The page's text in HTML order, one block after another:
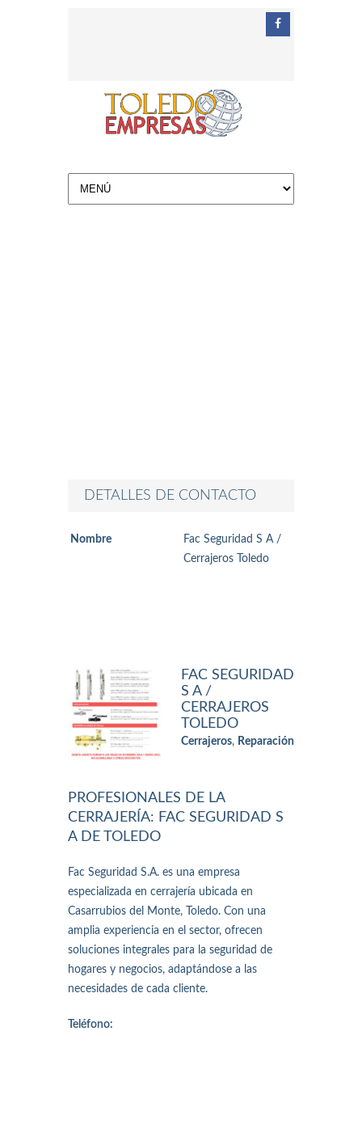
DETALLES DE CONTACTO
Nombre
Fac Seguridad S A /
Cerrajeros Toledo
FAC SEGURIDAD
S A /
CERRAJEROS
TOLEDO
Cerrajeros, Reparación
PROFESIONALES DE LA
CERRAJERÍA: FAC SEGURIDAD S
A DE TOLEDO
Fac Seguridad S.A. es una empresa
especializada en cerrajería ubicada en
Casarrubios del Monte, Toledo. Con una
amplia experiencia en el sector, ofrecen
soluciones integrales para la seguridad de
hogares y negocios, adaptándose a las
necesidades de cada cliente.
Teléfono: